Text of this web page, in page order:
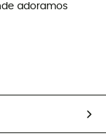
adoramos